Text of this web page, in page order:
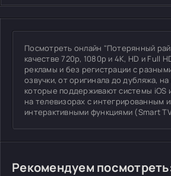
Посмотреть онлайн "Потерянный
качестве 720p, 1080p и 4K, HD и Full
рекламы и без регистрации с
озвучки, от оригинала до дубляжа,
которые поддерживают системы iOS
на телевизорах с интегрированным
интерактивными функциями (Smart
Рекомендуем